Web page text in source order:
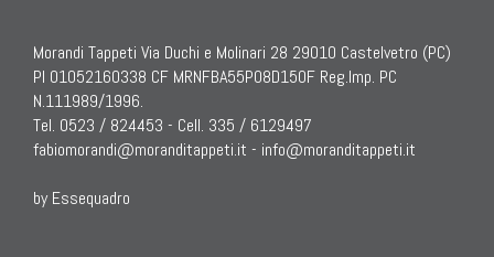
Morandi Tappeti Via Duchi e Molinari 28 29010 Castelvetro (PC)
PI 01052160338 CF MRNFBA55P08D150F Reg.Imp. PC
N.111989/1996.
Tel. 0523 / 824453 - Cell. 335 / 6129497
fabiomorandi@moranditappeti.it - info@moranditappeti.it
by Essequadro